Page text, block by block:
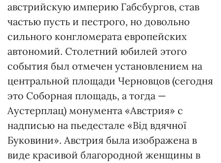
австрийскую империю Габсбургов, став
частью пусть и пестрого, но довольно
сильного конгломерата европейских
автономий. Столетний юбилей этого
события был отмечен установлением на
центральной площади Черновцов (сегодня
это Соборная площадь, а тогда —
Аустерплац) монумента «Австрия» с
надписью на пьедестале «Від вдячної
Буковини». Австрия была изображена в
виде красивой благородной женщины в